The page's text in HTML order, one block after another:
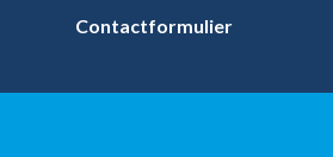
Contactformulier